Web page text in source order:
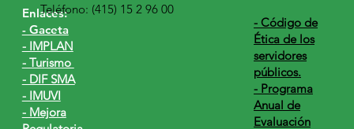
Enlaces:
- Gaceta
- IMPLAN
- Turismo
- DIF SMA
- IMUVI
- Mejora
Teléfono: (415) 15 2 96 00
​- Código de
Ética de los
servidores
públicos.
- Programa
Anual de
Evaluación